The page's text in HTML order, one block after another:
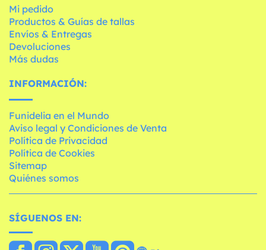
Mi pedido
Productos & Guías de tallas
Envíos & Entregas
Devoluciones
Más dudas
INFORMACIÓN:
Funidelia en el Mundo
Aviso legal y Condiciones de Venta
Política de Privacidad
Política de Cookies
Sitemap
Quiénes somos
SÍGUENOS EN: